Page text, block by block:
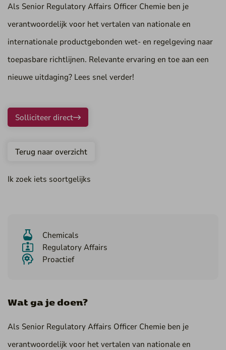
Als Senior Regulatory Affairs Officer Chemie ben je
verantwoordelijk voor het vertalen van nationale en
internationale productgebonden wet- en regelgeving naar
toepasbare richtlijnen. Relevante ervaring en toe aan een
nieuwe uitdaging? Lees snel verder!
Solliciteer direct
Terug naar overzicht
Ik zoek iets soortgelijks
Chemicals
Regulatory Affairs
Proactief
Wat ga je doen?
Als Senior Regulatory Affairs Officer Chemie ben je
verantwoordelijk voor het vertalen van nationale en